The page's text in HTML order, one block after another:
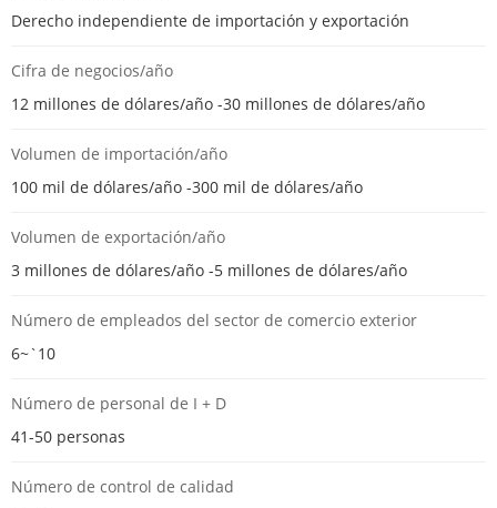
Derecho independiente de importación y exportación
Cifra de negocios/año
12 millones de dólares/año -30 millones de dólares/año
Volumen de importación/año
100 mil de dólares/año -300 mil de dólares/año
Volumen de exportación/año
3 millones de dólares/año -5 millones de dólares/año
Número de empleados del sector de comercio exterior
6~`10
Número de personal de I + D
41-50 personas
Número de control de calidad